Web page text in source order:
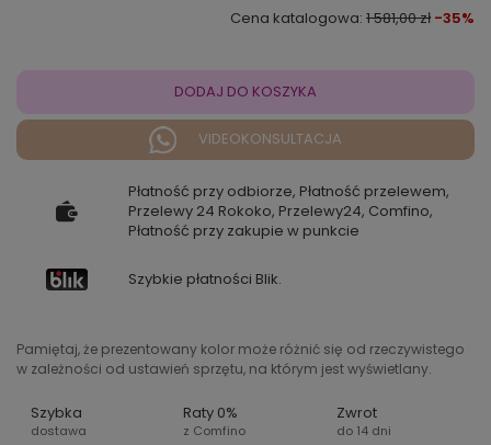
Cena katalogowa: 1 581,00 zł -35%
DODAJ DO KOSZYKA
VIDEOKONSULTACJA
Płatność przy odbiorze, Płatność przelewem,
Przelewy 24 Rokoko, Przelewy24, Comfino,
Płatność przy zakupie w punkcie
Szybkie płatności Blik.
Pamiętaj, że prezentowany kolor może różnić się od rzeczywistego
w zależności od ustawień sprzętu, na którym jest wyświetlany.
Szybka
dostawa
Raty 0%
z Comfino
Zwrot
do 14 dni